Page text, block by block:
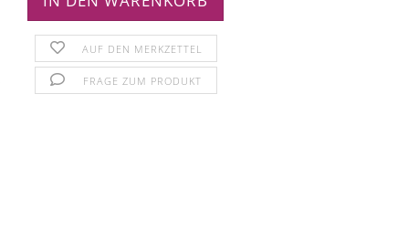
AUF DEN MERKZETTEL
FRAGE ZUM PRODUKT